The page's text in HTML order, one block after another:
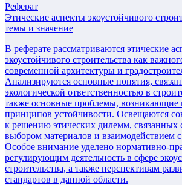
Реферат
Этические аспекты экоустойчивого
темы и значение
В реферате рассматриваются этические
экоустойчивого строительства как
современной архитектуры и
Анализируются основные понятия,
экологической ответственностью в
также основные проблемы, возникающие
принципов устойчивости. Освещаются
к решению этических дилемм, связанных
выбором материалов и взаимодействием
Особое внимание уделено нормативно-
регулирующим деятельность в сфере
строительства, а также перспективам
стандартов в данной области.